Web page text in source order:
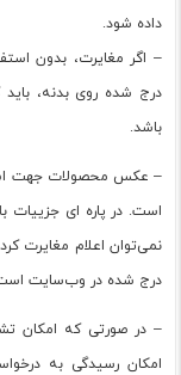
داده شود.
– اگر مغایرت، بدون
درج شده روی بدنه، باید
باشد.
– عکس محصولات جهت
است. در پاره ای جزییات
نمی‌توان اعلام مغایرت
درج شده در وب‌سایت
– در صورتی که امکان
امکان رسیدگی به